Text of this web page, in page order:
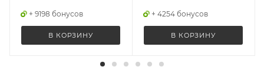
+ 9198 бонусов
В КОРЗИНУ
+ 4254 бонусов
В КОРЗИНУ